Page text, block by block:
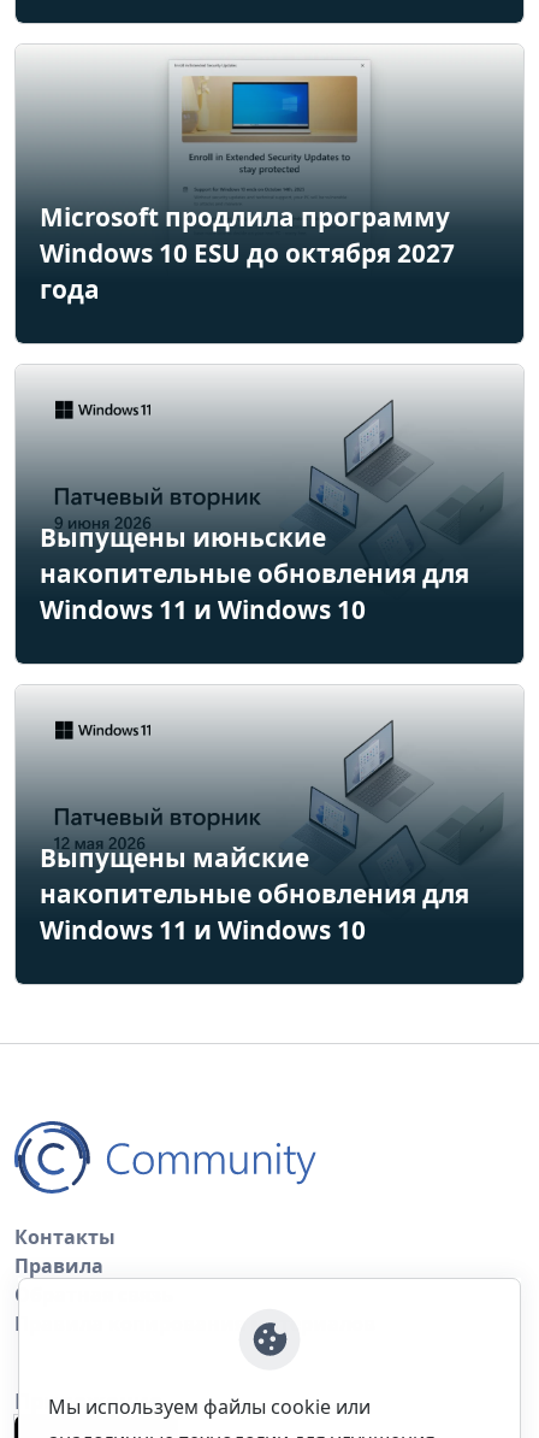
Microsoft продлила программу
Windows 10 ESU до октября 2027
года
Выпущены июньские
накопительные обновления для
Windows 11 и Windows 10
Выпущены майские
накопительные обновления для
Windows 11 и Windows 10
Контакты
Правила
Обратная связь
Правила копирования материалов
Приложение
Мы используем файлы cookie или